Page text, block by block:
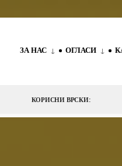
ЗА НАС ОГЛАСИ
КОРИСНИ ВРСКИ: